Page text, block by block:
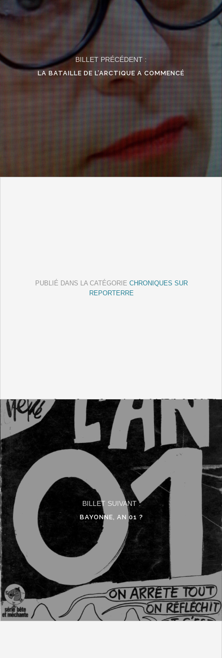
BILLET PRÉCÉDENT :
LA BATAILLE DE L’ARCTIQUE A COMMENCÉ
PUBLIÉ DANS LA CATÉGORIE CHRONIQUES SUR
REPORTERRE
BILLET SUIVANT :
BAYONNE, AN 01 ?